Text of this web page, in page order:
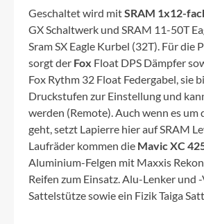
Geschaltet wird mitSRAM 1x12-
GX Schaltwerk und SRAM 11-50T
Sram SX Eagle Kurbel (32T). Für die
sorgt der Fox Float DPS Dämpfer
Fox Rythm 32 Float Federgabel, sie
Druckstufen zur Einstellung und
werden (Remote). Auch wenn es um
geht, setzt Lapierre hier auf SRAM
Laufräder kommen die Mavic XC
Aluminium-Felgen mit Maxxis Rekon
Reifen zum Einsatz. Alu-Lenker und
Sattelstütze sowie ein Fizik Taiga